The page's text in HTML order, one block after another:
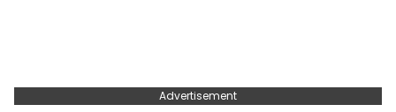
Advertisement